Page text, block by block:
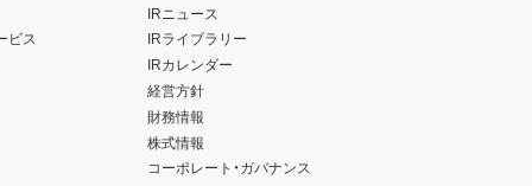
ビス
IRニュース
IRライブラリー
IRカレンダー
経営方針
財務情報
株式情報
コーポレート・ガバナンス